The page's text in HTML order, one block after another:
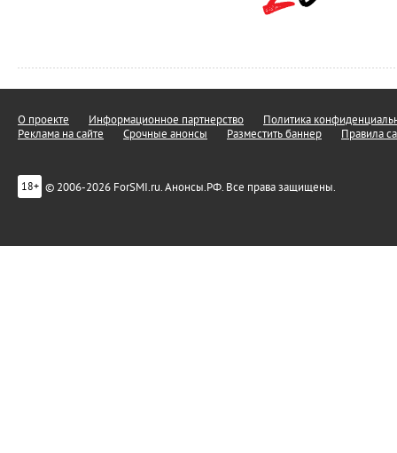
О проекте Информационное партнерство
Политика
Реклама на сайте
Срочные анонсы Разместить баннер Правила
18+ © 2006-2026 ForSMI.ru. Анонсы.РФ. Все права защищены.